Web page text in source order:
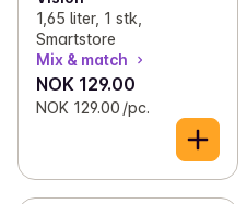
1,65 liter, 1 stk,
Smartstore
Mix & match
NOK 129.00
NOK 129.00 /pc.